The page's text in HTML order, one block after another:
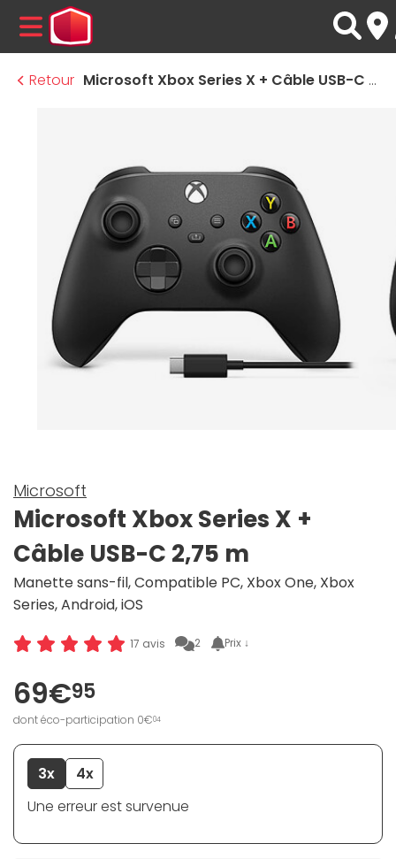
MENU
Retour
Microsoft Xbox Series X + Câble USB-C 2,75 m
Microsoft
Microsoft Xbox Series X +
Câble USB-C 2,75 m
Manette sans-fil, Compatible PC, Xbox One, Xbox
Series, Android, iOS
17 avis 2 Prix ↓
69€95
dont éco-participation 0€04
3x
4x
Une erreur est survenue